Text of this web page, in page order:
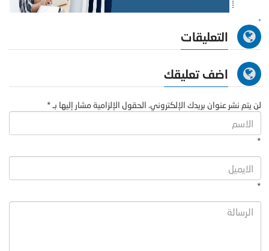
التعليقات
اضف تعليقك
لن يتم نشر عنوان بريدك الإلكتروني. الحقول الإلزامية مشار إليها بـ *
*
*